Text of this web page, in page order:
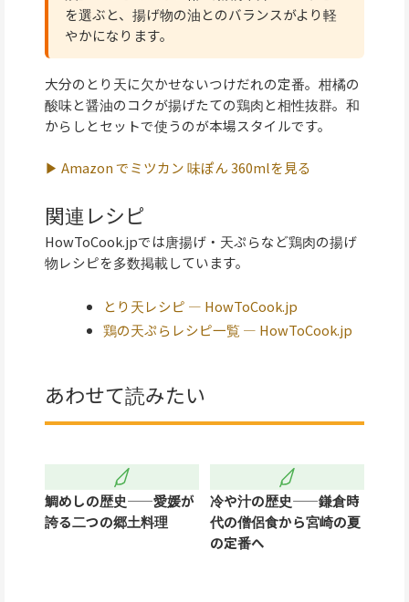
を選ぶと、揚げ物の油とのバランスがより軽
やかになります。
大分のとり天に欠かせないつけだれの定番。柑橘の
酸味と醤油のコクが揚げたての鶏肉と相性抜群。和
からしとセットで使うのが本場スタイルです。
▶ Amazon でミツカン 味ぽん 360mlを見る
関連レシピ
HowToCook.jpでは唐揚げ・天ぷらなど鶏肉の揚げ
物レシピを多数掲載しています。
とり天レシピ — HowToCook.jp
鶏の天ぷらレシピ一覧 — HowToCook.jp
あわせて読みたい
鯛めしの歴史——愛媛が
誇る二つの郷土料理
冷や汁の歴史——鎌倉時
代の僧侶食から宮崎の夏
の定番へ